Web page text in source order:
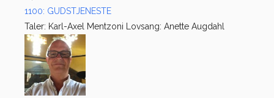
1100: GUDSTJENESTE
Taler: Karl-Axel Mentzoni Lovsang: Anette Augdahl